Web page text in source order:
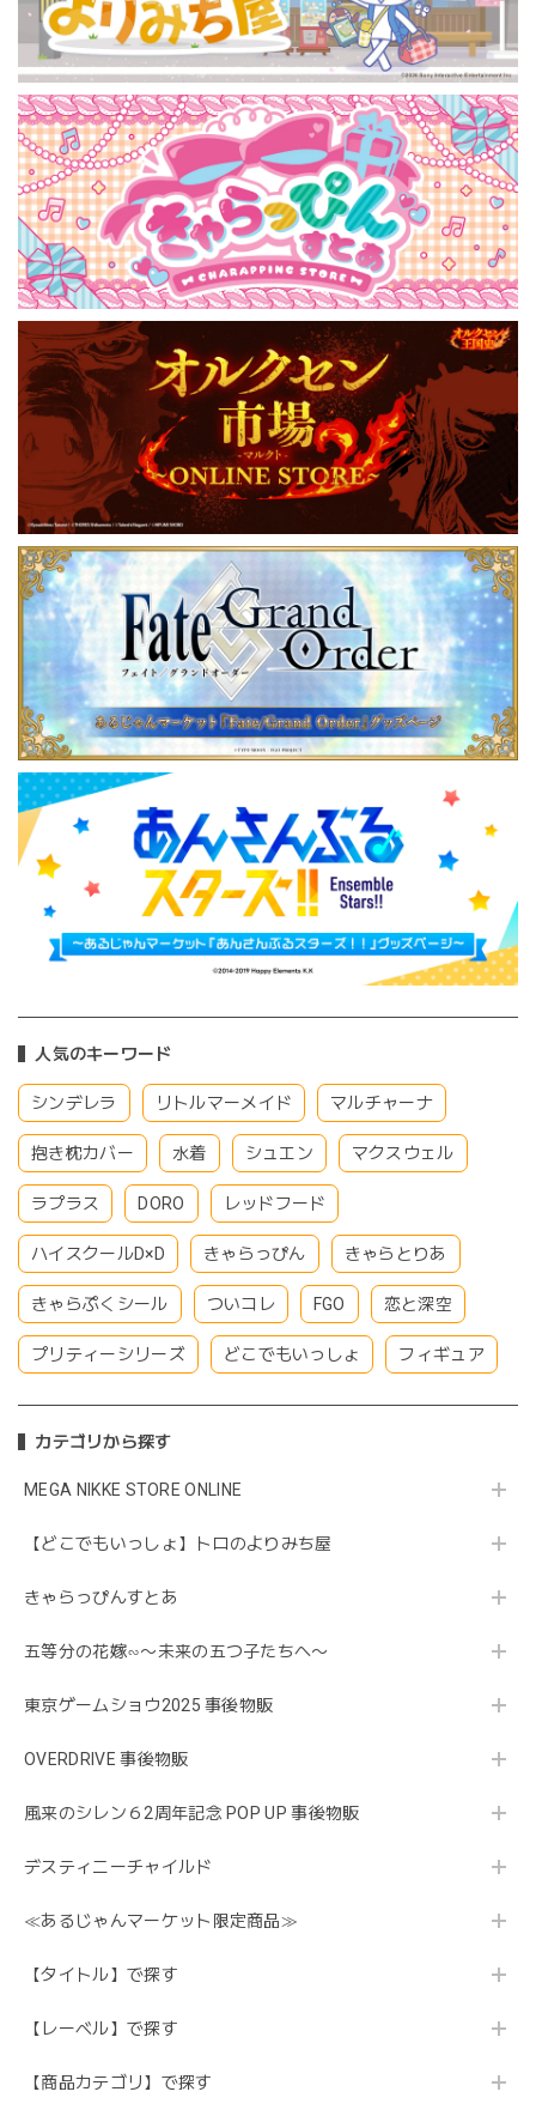
人気のキーワード
シンデレラ リトルマーメイド マルチャーナ
抱き枕カバー 水着 シュエン マクスウェル
ラプラス DORO レッドフード
ハイスクールD×D きゃらっぴん きゃらとりあ
きゃらぷくシール ついコレ FGO 恋と深空
プリティーシリーズ どこでもいっしょ フィギュア
カテゴリから探す
MEGA NIKKE STORE ONLINE
【どこでもいっしょ】トロのよりみち屋
きゃらっぴんすとあ
五等分の花嫁∽〜未来の五つ子たちへ〜
東京ゲームショウ2025 事後物販
OVERDRIVE 事後物販
風来のシレン６2周年記念 POP UP 事後物販
デスティニーチャイルド
≪あるじゃんマーケット限定商品≫
【タイトル】で探す
【レーベル】で探す
【商品カテゴリ】で探す